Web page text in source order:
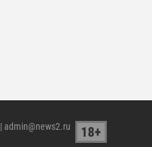
| admin@news2.ru 18+